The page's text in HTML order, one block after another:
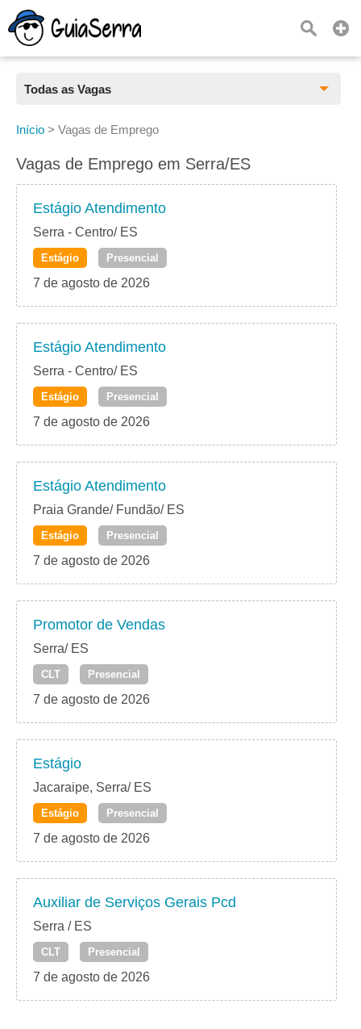
Todas as Vagas
Todas as Vagas
CLT
Freelancer
PJ
Início > Vagas de Emprego
Vagas de Emprego em Serra/ES
Estágio Atendimento
Serra - Centro/ ES
Estágio Presencial
7 de agosto de 2026
Estágio Atendimento
Serra - Centro/ ES
Estágio Presencial
7 de agosto de 2026
Estágio Atendimento
Praia Grande/ Fundão/ ES
Estágio Presencial
7 de agosto de 2026
Promotor de Vendas
Serra/ ES
CLT Presencial
7 de agosto de 2026
Estágio
Jacaraipe, Serra/ ES
Estágio Presencial
7 de agosto de 2026
Auxiliar de Serviços Gerais Pcd
Serra / ES
CLT Presencial
7 de agosto de 2026